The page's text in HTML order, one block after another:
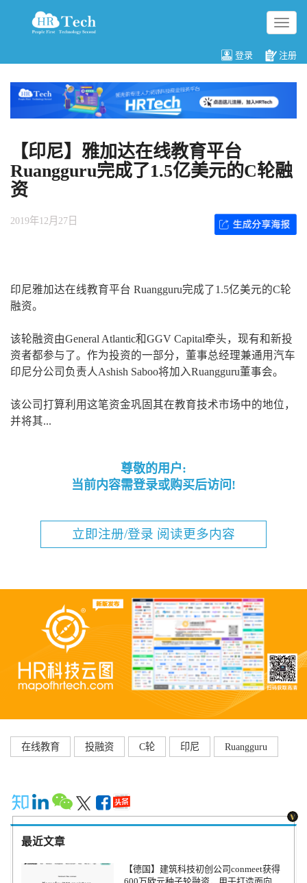
切
换
航
登录 注册
【印尼】雅加达在线教育平台
Ruangguru完成了1.5亿美元的C轮融
资
2019年12月27日
印尼雅加达在线教育平台 Ruangguru完成了1.5亿美元的C轮
融资。
该轮融资由General Atlantic和GGV Capital牵头，现有和新投
资者都参与了。作为投资的一部分，董事总经理兼通用汽车
印尼分公司负责人Ashish Saboo将加入Ruangguru董事会。
该公司打算利用这笔资金巩固其在教育技术市场中的地位，
并将其...
尊敬的用户:
当前内容需登录或购买后访问!
立即注册/登录 阅读更多内容
在线教育 投融资 C轮 印尼 Ruangguru
最近文章
【德国】建筑科技初创公司conmeet获得